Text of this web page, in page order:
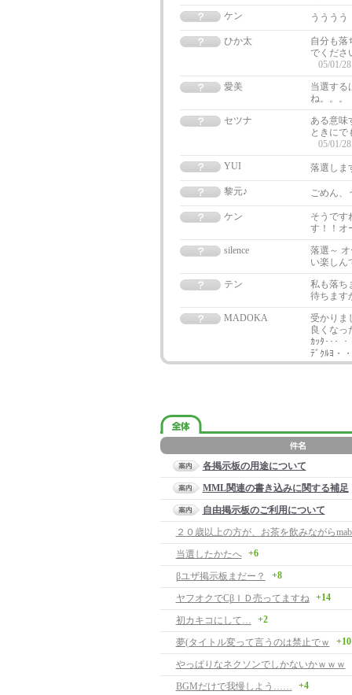
ケン
ううう
ひか太
自分も落
でくださ
05/01/
愛美
当選する
ね。。。
セツナ
ある意味
ときにで
05/01/
YUI
落選しま
黎元♪ ごめん、
ケン
そうです
す！！オ
silence
落選～
い楽しん
テン
私も落ち
待ちま
MADOKA
受かりま
良くなっ
ｶｯﾀ･･･
ﾃﾞｸﾙﾖ・
各掲示板の用途について
MML関連の書き込みに関する補足
自由掲示板のご利用について
当選したかたへ +6
βユザ掲示板まだー？ +8
ヤフオクでCβＩＤ売ってますね +14
初カキコにして… +2
夢(タイトル変って言うのは禁止でｗ +10
やっぱりなネクソンでしかないかｗｗｗ
BGMだけで我慢しよう…… +4